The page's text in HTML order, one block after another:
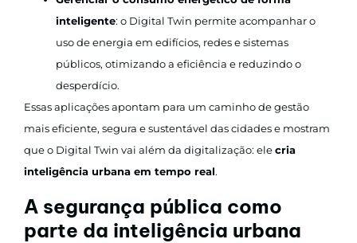
inteligente: o Digital Twin permite acompanhar o
uso de energia em edifícios, redes e sistemas
públicos, otimizando a eficiência e reduzindo o
desperdício.
Essas aplicações apontam para um caminho de gestão
mais eficiente, segura e sustentável das cidades e mostram
que o Digital Twin vai além da digitalização: elecria
inteligência urbana em tempo real.
A segurança pública como
parte da inteligência urbana